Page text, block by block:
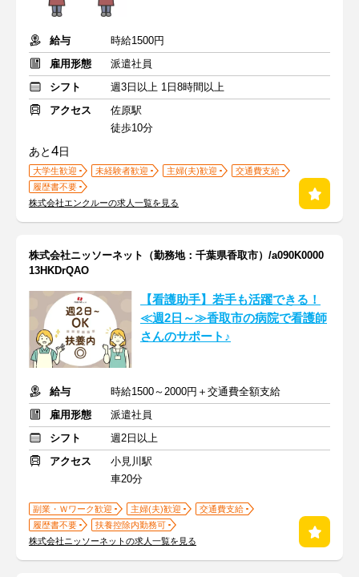
給与
時給1500円
雇用形態
派遣社員
シフト
週3日以上 1日8時間以上
アクセス
佐原駅
徒歩10分
あと4日
大学生歓迎 未経験者歓迎 主婦(夫)歓迎
交通費支給
履歴書不要
株式会社エンクルーの求人一覧を見る
株式会社ニッソーネット（勤務地：千葉県香取市）/a090K0000
13HKDrQAO
【看護助手】若手も活躍できる！
≪週2日～≫香取市の病院で看護師
さんのサポート♪
給与
時給1500～2000円＋交通費全額支給
雇用形態
派遣社員
シフト
週2日以上
アクセス
小見川駅
車20分
副業・Ｗワーク歓迎 主婦(夫)歓迎
交通費支給
履歴書不要
扶養控除内勤務可
株式会社ニッソーネットの求人一覧を見る